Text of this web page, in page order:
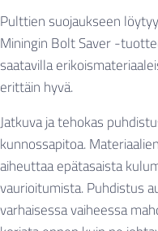
Pulttien suojaukseen
Miningin Bolt Saver -
saatavilla
erittäin hyvä.
Jatkuva ja tehokas
kunnossapitoa.
aiheuttaa epätasaista
vaurioitumista. Puhdistus
varhaisessa vaiheessa